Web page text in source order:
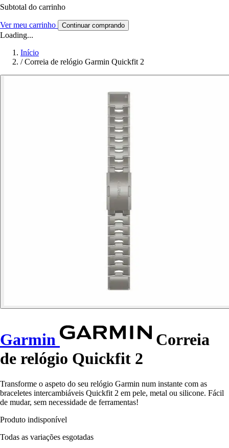
Subtotal do carrinho
Ver meu carrinho Continuar comprando
Loading...
Início
/ Correia de relógio Garmin Quickfit 2
Garmin
Correia
de relógio Quickfit 2
Transforme o aspeto do seu relógio Garmin num instante com as
braceletes intercambiáveis Quickfit 2 em pele, metal ou silicone. Fácil
de mudar, sem necessidade de ferramentas!
Produto indisponível
Todas as variações esgotadas